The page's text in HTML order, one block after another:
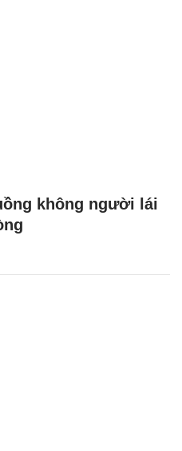
không người lái